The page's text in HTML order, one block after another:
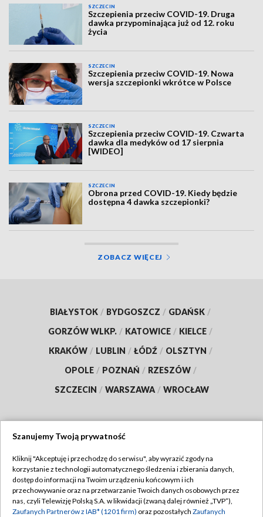
SZCZECIN
Szczepienia przeciw COVID-19. Druga
dawka przypominająca już od 12. roku
życia
SZCZECIN
Szczepienia przeciw COVID-19. Nowa
wersja szczepionki wkrótce w Polsce
SZCZECIN
Szczepienia przeciw COVID-19. Czwarta
dawka dla medyków od 17 sierpnia
[WIDEO]
SZCZECIN
Obrona przed COVID-19. Kiedy będzie
dostępna 4 dawka szczepionki?
ZOBACZ WIĘCEJ
BIAŁYSTOK / BYDGOSZCZ / GDAŃSK /
GORZÓW WLKP. / KATOWICE / KIELCE /
KRAKÓW / LUBLIN / ŁÓDŹ / OLSZTYN /
OPOLE / POZNAŃ / RZESZÓW /
SZCZECIN / WARSZAWA / WROCŁAW
TVP
Abonament TVP
Emisja w TVP
Regulamin TVP
Polityka prywatności
Szanujemy Twoją prywatność
Kliknij "Akceptuję i przechodzę do serwisu", aby wyrazić zgody na
korzystanie z technologii automatycznego śledzenia i zbierania danych,
dostęp do informacji na Twoim urządzeniu końcowym i ich
przechowywanie oraz na przetwarzanie Twoich danych osobowych przez
nas, czyli Telewizję Polską S.A. w likwidacji (zwaną dalej również „TVP”),
Zaufanych Partnerów z IAB* (1201 firm) oraz pozostałych Zaufanych